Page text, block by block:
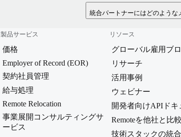
統合パートナーにはどのような
製品サービス
価格
Employer of Record (EOR)
契約社員管理
給与処理
Remote Relocation
事業展開コンサルティングサ
ービス
リソース
グローバル雇用ブ
リサーチ
活用事例
ウェビナー
開発者向けAPIドキ
Remoteを他社と比較
技術スタックの統合